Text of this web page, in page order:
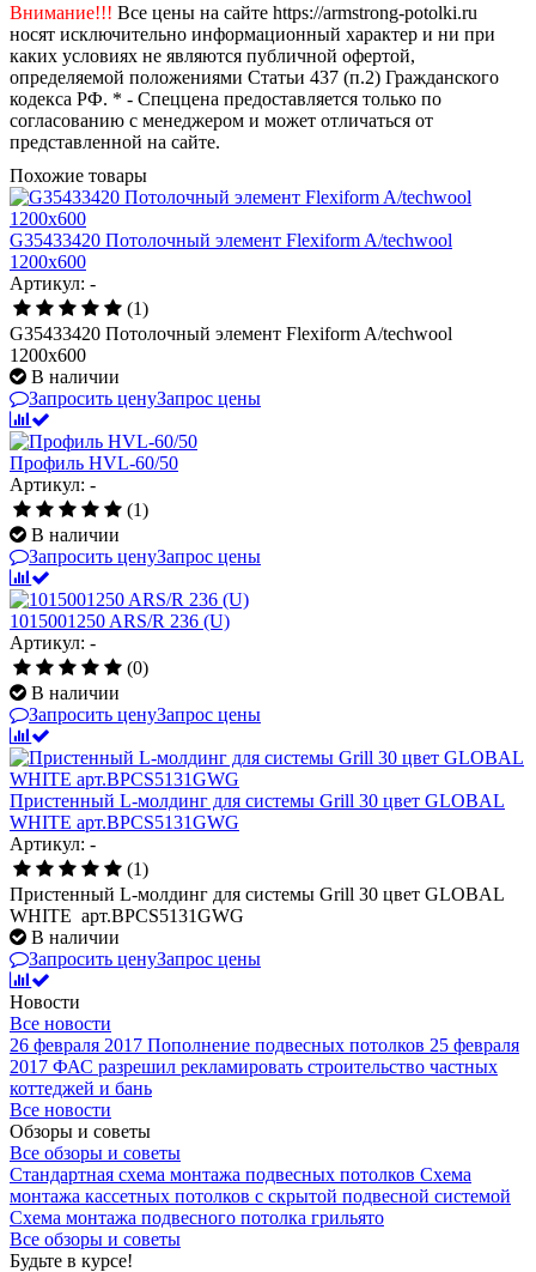
Внимание!!! Все цены на сайте https://armstrong-potolki.ru
носят исключительно информационный характер и ни при
каких условиях не являются публичной офертой,
определяемой положениями Статьи 437 (п.2) Гражданского
кодекса РФ. * - Спеццена предоставляется только по
согласованию с менеджером и может отличаться от
представленной на сайте.
Похожие товары
G35433420 Потолочный элемент Flexiform A/techwool
1200x600
Артикул: -
(1)
G35433420 Потолочный элемент Flexiform A/techwool
1200x600
В наличии
Запросить ценуЗапрос цены
Профиль HVL-60/50
Артикул: -
(1)
В наличии
Запросить ценуЗапрос цены
1015001250 ARS/R 236 (U)
Артикул: -
(0)
В наличии
Запросить ценуЗапрос цены
Пристенный L-молдинг для системы Grill 30 цвет GLOBAL
WHITE арт.BPCS5131GWG
Артикул: -
(1)
Пристенный L-молдинг для системы Grill 30 цвет GLOBAL
WHITE арт.BPCS5131GWG
В наличии
Запросить ценуЗапрос цены
Новости
Все новости
26 февраля 2017 Пополнение подвесных потолков 25 февраля
2017 ФАС разрешил рекламировать строительство частных
коттеджей и бань
Все новости
Обзоры и советы
Все обзоры и советы
Стандартная схема монтажа подвесных потолков Схема
монтажа кассетных потолков с скрытой подвесной системой
Схема монтажа подвесного потолка грильято
Все обзоры и советы
Будьте в курсе!